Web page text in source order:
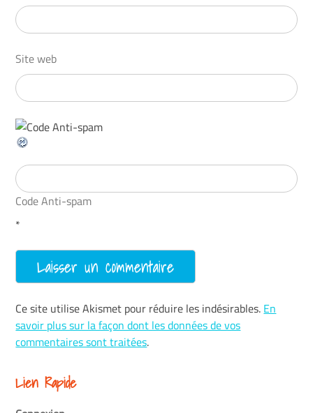
Site web
Code Anti-spam
*
Ce site utilise Akismet pour réduire les indésirables. En
savoir plus sur la façon dont les données de vos
commentaires sont traitées.
Lien Rapide